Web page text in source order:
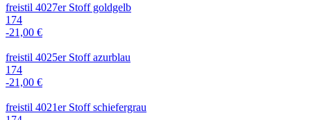
freistil 4027er Stoff goldgelb
174
-21,00 €
freistil 4025er Stoff azurblau
174
-21,00 €
freistil 4021er Stoff schiefergrau